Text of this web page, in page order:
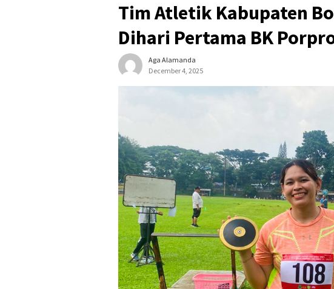
Tim Atletik Kabupaten
Dihari Pertama BK
Aga Alamanda
December 4, 2025